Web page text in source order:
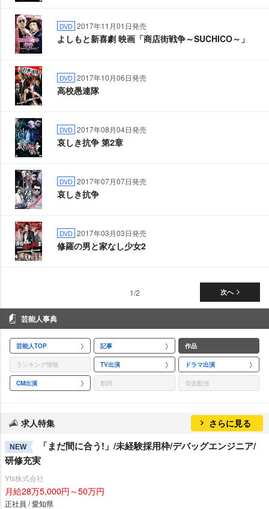
DVD 2017年11月01日発売
よしもと新喜劇 映画「商店街戦争～SUCHICO～」
DVD 2017年10月06日発売
高校愚連隊
DVD 2017年08月04日発売
哀しき抗争 第2章
DVD 2017年07月07日発売
哀しき抗争
DVD 2017年03月03日発売
修羅の男と家なし少女2
次へ
1/2
芸能人事典
芸能人TOP 記事 作品
ランキング情報 TV出演 ドラマ出演
CM出演 歌詞 音楽配信
求人特集 さらに見る
NEW
「まだ間に合う!」/未経験採用枠/デバッグエンジニア/
研修充実
Yts株式会社
月給28万5,000円～50万円
正社員 / 愛知県